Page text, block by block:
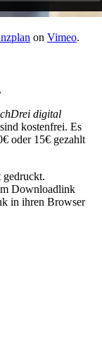
on Vimeo.
digital
kostenfrei. Es
oder 15€ gezahlt
gedruckt.
Downloadlink
in ihren Browser